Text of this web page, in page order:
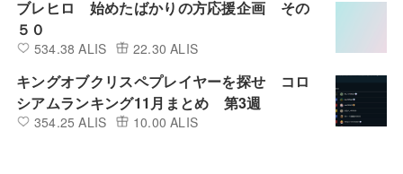
ブレヒロ 始めたばかりの方応援企画 その
５０
534.38 ALIS 22.30 ALIS
キングオブクリスペプレイヤーを探せ コロ
シアムランキング11月まとめ 第3週
354.25 ALIS 10.00 ALIS